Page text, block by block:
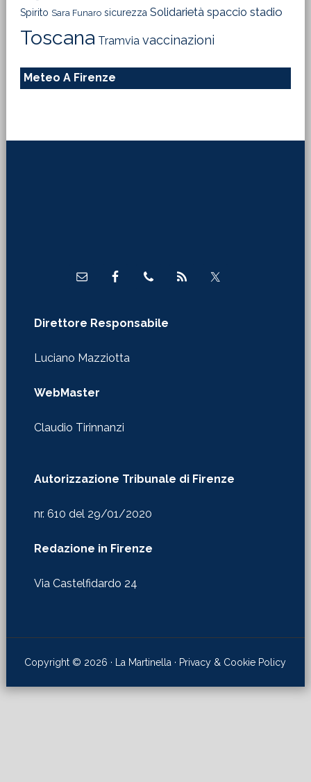
Spirito Sara Funaro sicurezza Solidarietà spaccio stadio
Toscana Tramvia vaccinazioni
Meteo A Firenze
Via Castelfidardo 24